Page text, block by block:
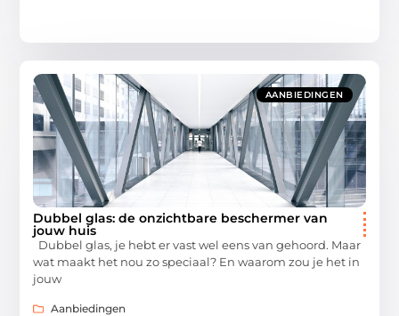
AANBIEDINGEN
Dubbel glas: de onzichtbare beschermer van
jouw huis
Dubbel glas, je hebt er vast wel eens van gehoord. Maar
wat maakt het nou zo speciaal? En waarom zou je het in
jouw
Aanbiedingen